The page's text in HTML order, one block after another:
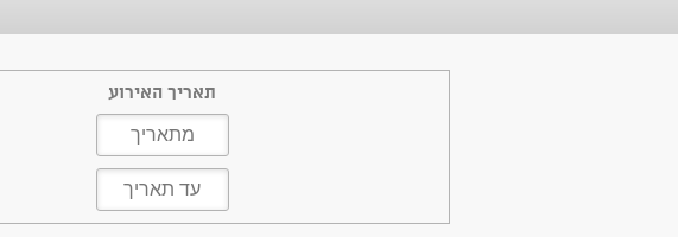
תאריך האירוע